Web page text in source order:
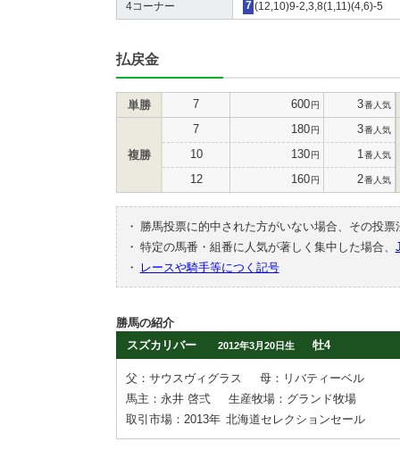
4コーナー 7 (12,10)9-2,3,8(1,11)(4,6)-5
払戻金
単勝 7 600円 3番人気
複勝
7 180円 3番人気
10 130円 1 番人気
12 160円 2番人気
・
勝馬投票に的中された方がいない場合、その投
・ 特定の馬番・組番に人気が著しく集中した場合、
・
レースや騎手等につく記号
勝馬の紹介
スズカリバー
2012年3月20日生 牡4
父：サウスヴィグラス
母：リバティーベル
馬主：永井 啓弍
生産牧場：グランド牧場
取引市場：2013年 北海道セレクションセール